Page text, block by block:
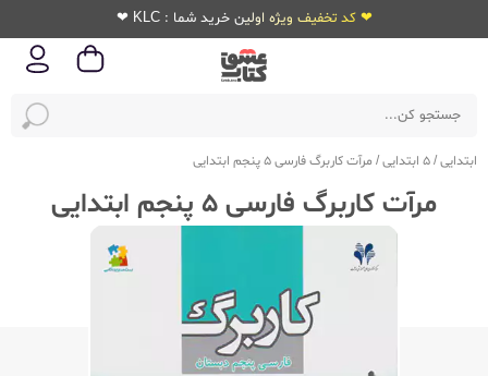
❤ کد تخفیف ویژه اولین خرید شما : KLC ❤
ابتدایی/5 ابتدایی / مرآت کاربرگ فارسی 5 پنجم ابتدایی
مرآت کاربرگ فارسی 5 پنجم ابتدایی